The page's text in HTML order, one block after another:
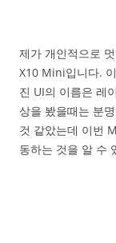
제가 개인적으로
X10 Mini입니다.
진 UI의 이름은 레
상을 봤을때는 분
것 같았는데 이번
동하는 것을 알 수